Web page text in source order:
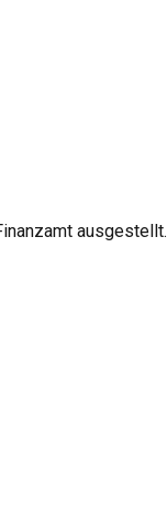
ausgestellt.